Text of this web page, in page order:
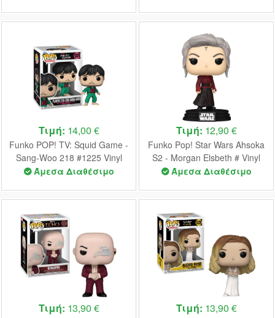
Τιμή: 14,00 €
Funko POP! TV: Squid Game -
Sang-Woo 218 #1225 Vinyl
Figure
Άμεσα Διαθέσιμο
Τιμή: 12,90 €
Funko Pop! Star Wars Ahsoka
S2 - Morgan Elsbeth # Vinyl
Figure
Άμεσα Διαθέσιμο
Τιμή: 13,90 € Τιμή: 13,90 €